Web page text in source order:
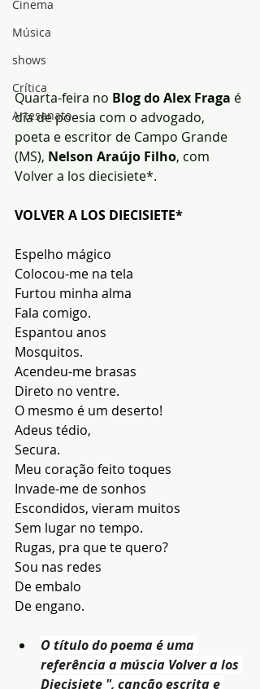
Cinema
Música
shows
Crítica
Artesanato
Quarta-feira no Blog do Alex Fraga é
dia de poesia com o advogado,
poeta e escritor de Campo Grande
(MS), Nelson Araújo Filho, com
Volver a los diecisiete*.
VOLVER A LOS DIECISIETE*
Espelho mágico
Colocou-me na tela
Furtou minha alma
Fala comigo.
Espantou anos
Mosquitos.
Acendeu-me brasas
Direto no ventre.
O mesmo é um deserto!
Adeus tédio,
Secura.
Meu coração feito toques
Invade-me de sonhos
Escondidos, vieram muitos
Sem lugar no tempo.
Rugas, pra que te quero?
Sou nas redes
De embalo
De engano.
O título do poema é uma
referência a múscia Volver a los
Diecisiete ", canção escrita e